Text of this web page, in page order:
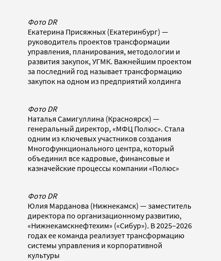
Фото DR
Екатерина Присяжных (Екатеринбург) —
руководитель проектов трансформации
управления, планирования, методологии и
развития закупок, УГМК. Важнейшим проектом
за последний год называет трансформацию
закупок на одном из предприятий холдинга
Фото DR
Наталья Самигуллина (Красноярск) —
генеральный директор, «МФЦ Полюс». Стала
одним из ключевых участников создания
Многофункционального центра, который
объединил все кадровые, финансовые и
казначейские процессы компании «Полюс»
Фото DR
Юлия Марданова (Нижнекамск) — заместитель
директора по организационному развитию,
«Нижнекамскнефтехим» («Сибур»). В 2025–2026
годах ее команда реализует трансформацию
системы управления и корпоративной
культуры